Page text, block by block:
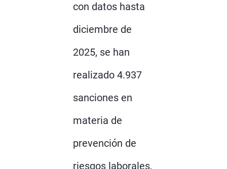
con datos hasta
diciembre de
2025, se han
realizado 4.937
sanciones en
materia de
prevención de
riesgos laborales,